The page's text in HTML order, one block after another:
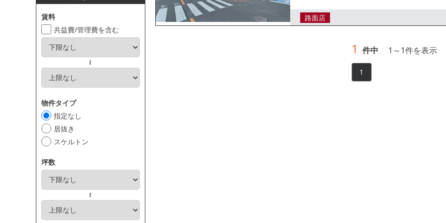
賃料
共益費/管理費を含む
～
物件タイプ
指定なし
居抜き
スケルトン
坪数
～
路面店
1 件中 1 ～1件を表示
1